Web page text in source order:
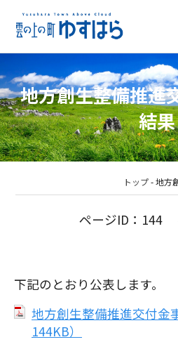
地方創生整備推進
結果
トップ-地方
ページID：144
下記のとおり公表します。
地方創生整備推進交付金
144KB）